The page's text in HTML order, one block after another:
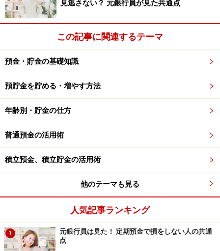
また、引っ越しは無理でも、荷物を整理するだけでも収
納力は高まります。これならお金もかかりませんし、す
ぐに取り掛かれるのでは？
余計なモノを買わず、金銭感覚を研ぎ澄ま
す
いったん収納ができると、モノがあふれてしまうことに
抵抗感を抱くようになりますし、要らないモノは処分す
るような思考に変わってきます。必要なモノを最低限持
つことで、満足できるようになるのです。足りているこ
とを実感するのは、お金持ち思考の第一歩です。
また、家の中がキレイなこと、それこそが良い運を招く
ために大切なことなのです。「思考＋行動」で運を味方
にし、お金持ちを目指していきましょう。
見逃さない？ 元銀行員が見た共通点
この記事に関連するテーマ
預金・貯金の基礎知識
預貯金を貯める・増やす方法
年齢別・貯金の仕方
普通預金の活用術
積立預金、積立貯金の活用術
他のテーマも見る
人気記事ランキング
1
元銀行員は見た！ 定期預金で損をしない人の共通
点